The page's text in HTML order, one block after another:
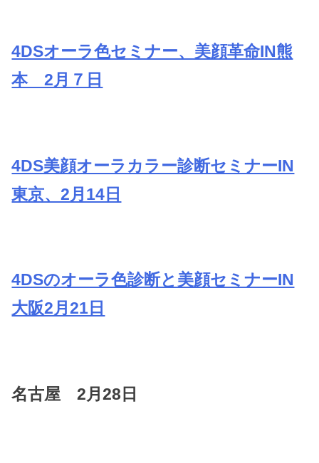
4DSオーラ色セミナー、美顔革命IN熊
本 2月７日
4DS美顔オーラカラー診断セミナーIN
東京、2月14日
4DSのオーラ色診断と美顔セミナーIN
大阪2月21日
名古屋 2月28日